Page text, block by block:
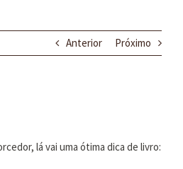
Anterior Próximo
lá vai uma ótima dica de livro: